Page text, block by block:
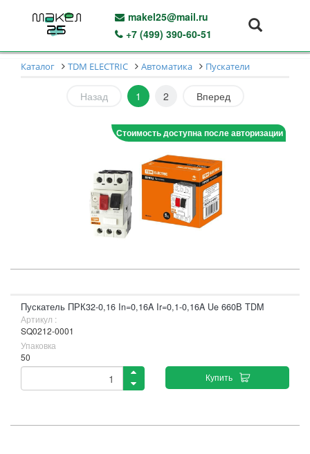
makel25@mail.ru
+7 (499) 390-60-51
Каталог TDM ELECTRIC Автоматика Пускатели
Назад 1 2 Вперед
Стоимость доступна после авторизации
Пускатель ПРК32-0,16 In=0,16A Ir=0,1-0,16A Ue 660В TDM
Артикул :
SQ0212-0001
Упаковка
50
Купить